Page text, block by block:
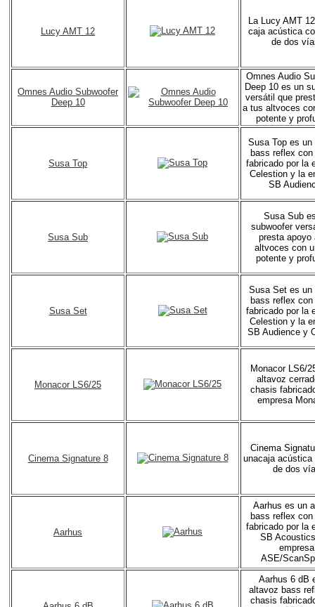
Lucy AMT 12
La Lucy AMT
caja acústica
de dos
Omnes Audio Subwoofer
Deep 10
Omnes Audio
Deep 10 es un
versátil que
a tus altvoces
potente y
Susa Top
Susa Top es un
bass reflex
fabricado por la
Celestion y la
SB
Susa Sub
Susa Sub
subwoofer
presta apoyo
altvoces con
potente y
Susa Set
Susa Set es un
bass reflex
fabricado por la
Celestion y la
SB Audience y
Monacor LS6/25
Monacor LS6/
altavoz
chasis
empresa
Cinema Signature 8
Cinema
unacaja acústica
de dos
Aarhus
Aarhus es un
bass reflex
fabricado por la
SB
empresa
ASE/
Aarhus 6 dB
altavoz bass
chasis